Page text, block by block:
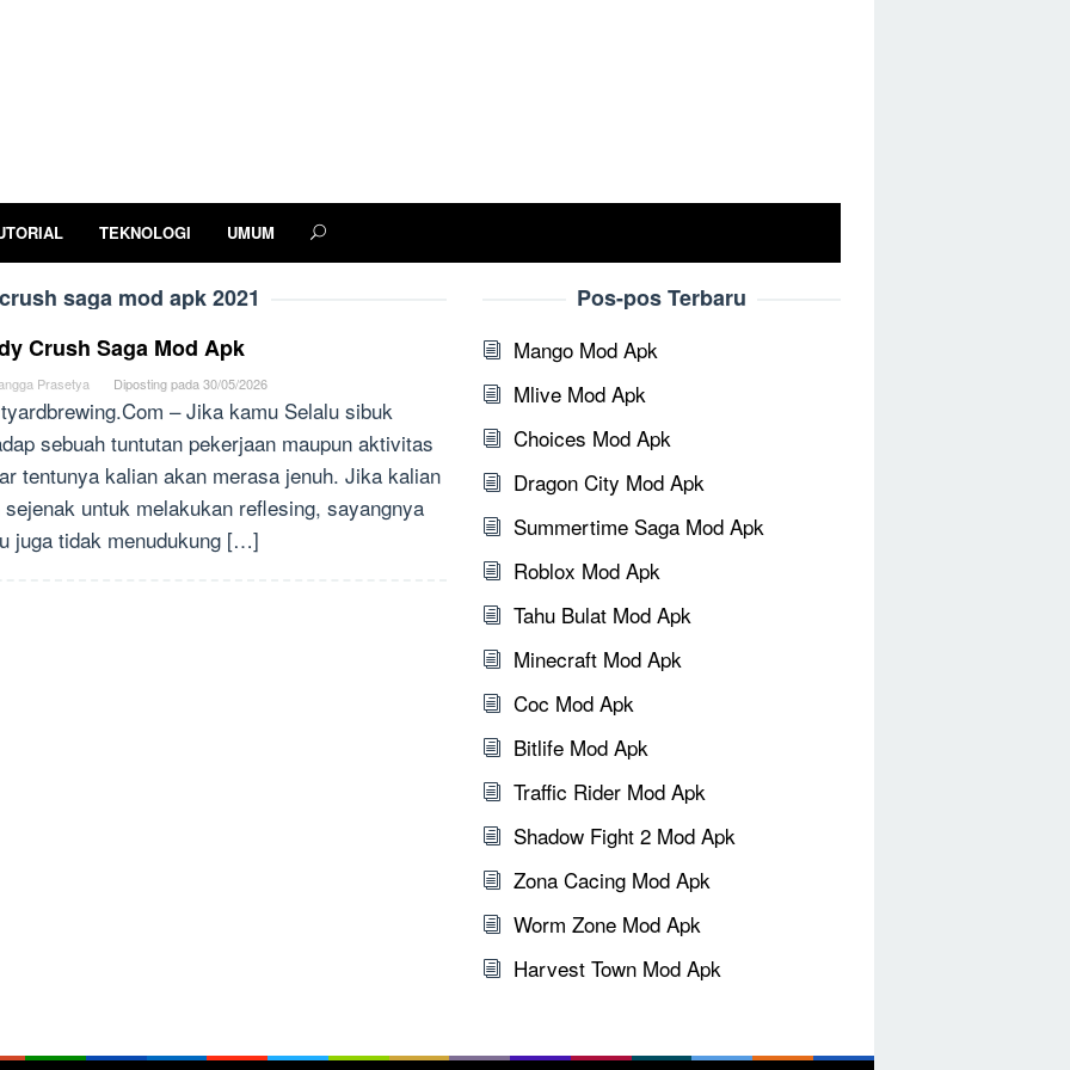
TEKNOLOGI UMUM
saga mod apk 2021
Crush Saga Mod Apk
Prasetya Diposting pada 30/05/2026
– Jika kamu Selalu sibuk
sebuah tuntutan pekerjaan maupun aktivitas
tentunya kalian akan merasa jenuh. Jika kalian
sejenak untuk melakukan reflesing, sayangnya
juga tidak menudukung […]
Pos-pos Terbaru
Mango Mod Apk
Mlive Mod Apk
Choices Mod Apk
Dragon City Mod Apk
Summertime Saga Mod Apk
Roblox Mod Apk
Tahu Bulat Mod Apk
Minecraft Mod Apk
Coc Mod Apk
Bitlife Mod Apk
Traffic Rider Mod Apk
Shadow Fight 2 Mod Apk
Zona Cacing Mod Apk
Worm Zone Mod Apk
Harvest Town Mod Apk